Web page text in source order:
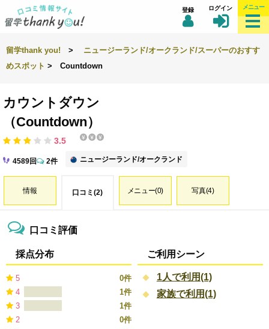
登録 ログイン メニュー
留学thank you! > ニュージーランド/オークランド/スーパーのおすす
めスポット > Countdown
カウントダウン
（Countdown）
ニュージーランド/オークランド
3.5
4589回 2件
情報 口コミ(2) メニュー(0) 写真(4)
口コミ評価
採点分布
5
0件
4
1件
3
1件
2
0件
ご利用シーン
1人で利用(1)
家族で利用(1)